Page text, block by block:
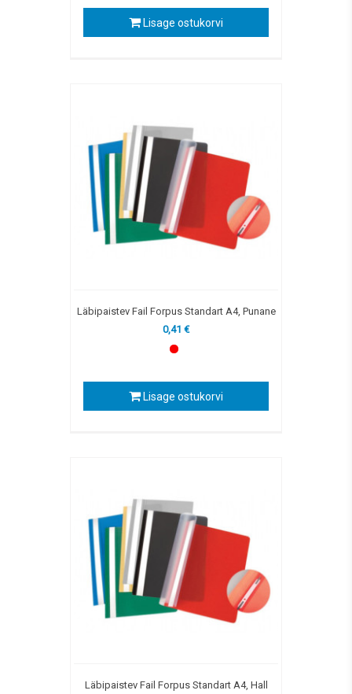
Lisage ostukorvi
Läbipaistev Fail Forpus Standart A4, Punane
0,41 €
Lisage ostukorvi
Läbipaistev Fail Forpus Standart A4, Hall